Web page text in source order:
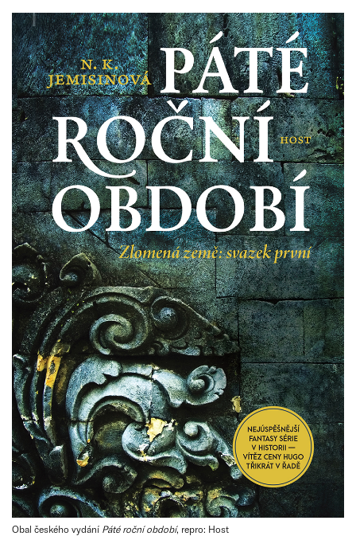
Obal českého vydání Páté roční období, repro: Host